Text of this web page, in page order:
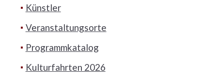
Künstler
Veranstaltungsorte
Programmkatalog
Kulturfahrten 2026